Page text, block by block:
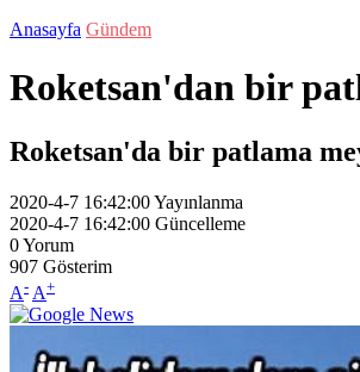
Anasayfa Gündem
Roketsan'dan bir
Roketsan'da bir patlama
2020-4-7 16:42:00Yayınlanma
2020-4-7 16:42:00 Güncelleme
0Yorum
907 Gösterim
A- A+